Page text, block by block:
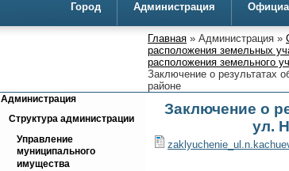
Город Администрация
Главная » Администрация »
расположения земельных
расположения земельного
Заключение о результатах
районе
Администрация
Структура администрации
Управление
муниципального
имущества
Заключение о
ул.